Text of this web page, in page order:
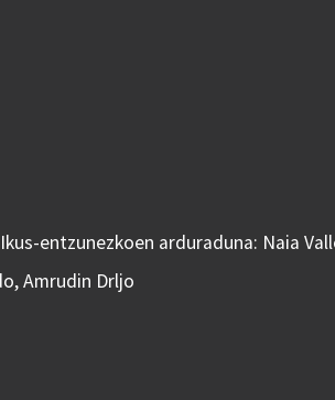
entzunezkoen arduraduna: Naia
Amrudin Drljo